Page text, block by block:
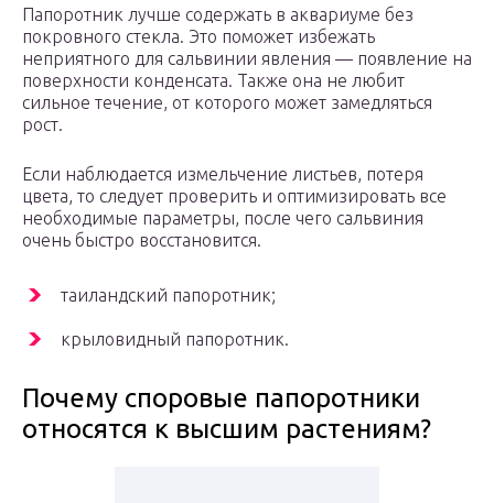
Папоротник лучше содержать в аквариуме без
покровного стекла. Это поможет избежать
неприятного для сальвинии явления — появление на
поверхности конденсата. Также она не любит
сильное течение, от которого может замедляться
рост.
Если наблюдается измельчение листьев, потеря
цвета, то следует проверить и оптимизировать все
необходимые параметры, после чего сальвиния
очень быстро восстановится.
таиландский папоротник;
крыловидный папоротник.
Почему споровые папоротники
относятся к высшим растениям?